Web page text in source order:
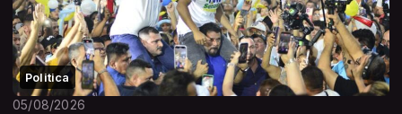
Politica
05/08/2026